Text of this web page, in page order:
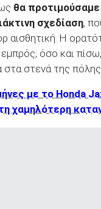
θα προτιμούσαμε
σχεδίαση,
αισθητική. Η
όσο και
στα στενά της πόλης.
με το Honda
χαμηλότερη